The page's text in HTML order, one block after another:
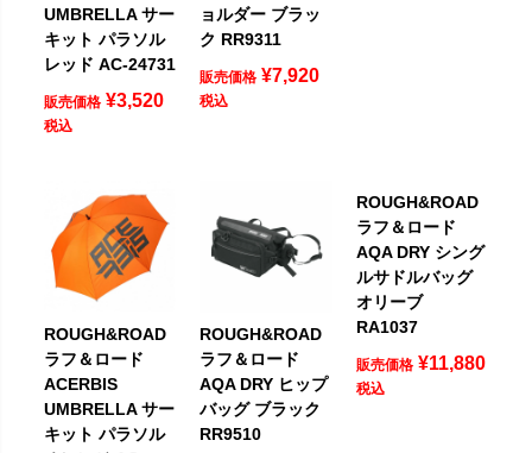
UMBRELLA サー
キット パラソル
レッド AC-24731
販売価格 ¥3,520
税込
ョルダー ブラッ
ク RR9311
販売価格 ¥7,920
税込
ROUGH&ROAD
ラフ＆ロード
ACERBIS
UMBRELLA サー
キット パラソル
ROUGH&ROAD
ラフ＆ロード
AQA DRY ヒップ
バッグ ブラック
RR9510
ROUGH&ROAD
ラフ＆ロード
AQA DRY シング
ルサドルバッグ
オリーブ
RA1037
販売価格 ¥11,880
税込